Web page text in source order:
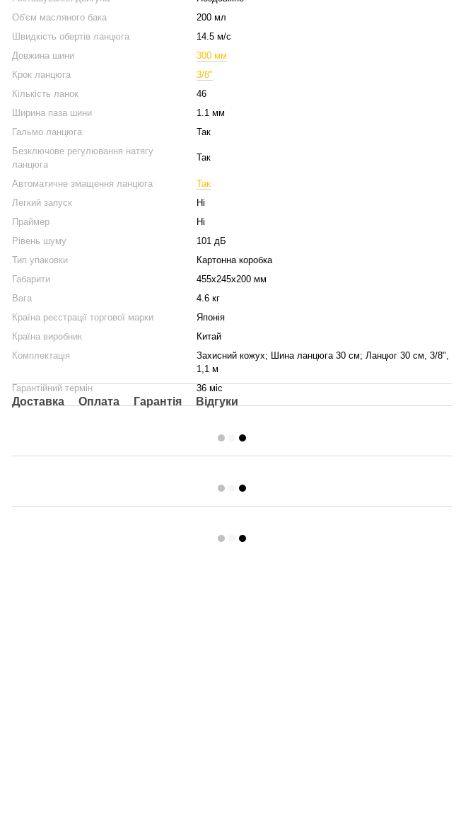
Об'єм масляного бака
200 мл
Швидкість обертів ланцюга
14.5 м/с
Довжина шини
300 мм
Крок ланцюга
3/8"
Кількість ланок
46
Ширина паза шини
1.1 мм
Гальмо ланцюга
Так
Безключове регулювання натягу
ланцюга
Так
Автоматичне змащення ланцюга
Так
Легкий запуск
Ні
Праймер
Ні
Рівень шуму
101 дБ
Тип упаковки
Картонна коробка
Габарити
455х245х200 мм
Вага
4.6 кг
Країна реєстрації торгової марки
Японія
Країна виробник
Китай
Комплектація
Захисний кожух; Шина ланцюга 30 см; Ланцюг 30 см, 3/8",
1,1 м
Гарантійний термін
36 міс
Доставка Оплата Гарантія Відгуки